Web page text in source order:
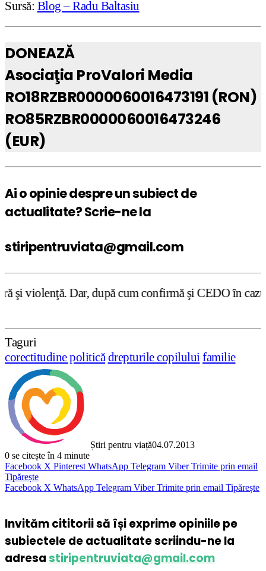
Sursă: Blog – Radu Baltasiu
DONEAZĂ
Asociaţia ProValori Media
RO18RZBR0000060016473191 (RON)
RO85RZBR0000060016473246
(EUR)
Ai o opinie despre un subiect de
actualitate? Scrie-ne la
stiripentruviata@gmail.com
cum confirmă şi CEDO în cazul Handyside vs.
Taguri
corectitudine politică drepturile copiluluifamilie
Știri pentru viață04.07.2013
0 se citește în 4 minute
Facebook X Pinterest WhatsApp Telegram Viber Trimite prin email
Tipărește
Facebook X WhatsApp Telegram Viber Trimite prin email Tipărește
Invităm cititorii să își exprime opiniile pe
subiectele de actualitate scriindu-ne la
adresastiripentruviata@gmail.com